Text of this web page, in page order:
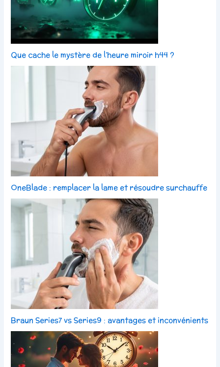
Que cache le mystère de l’heure miroir h44 ?
OneBlade : remplacer la lame et résoudre surchauffe
Braun Series7 vs Series9 : avantages et inconvénients